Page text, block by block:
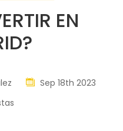
EN
Sep 18th 2023